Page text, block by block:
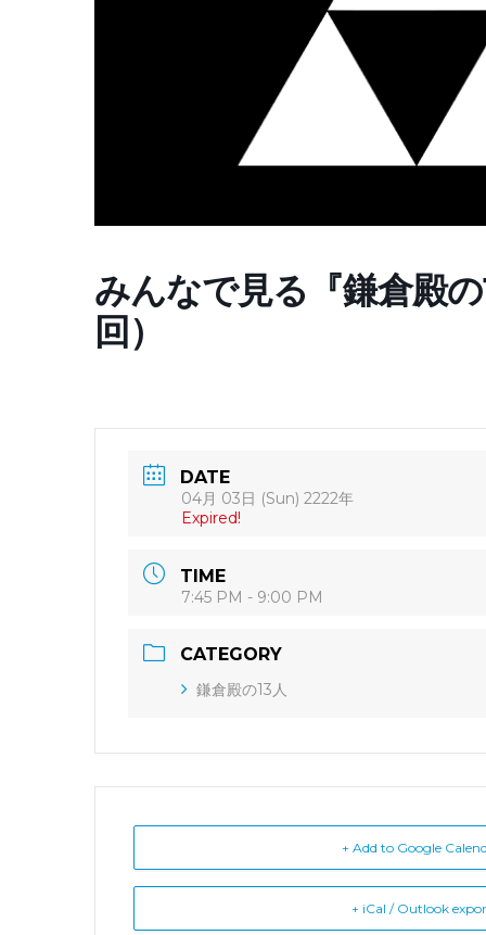
みんなで見る『鎌倉殿
回）
DATE
04月 03日 (Sun) 2222年
Expired!
TIME
7:45 PM - 9:00 PM
CATEGORY
鎌倉殿の13人
+ Add to Google
+ iCal / Outlook